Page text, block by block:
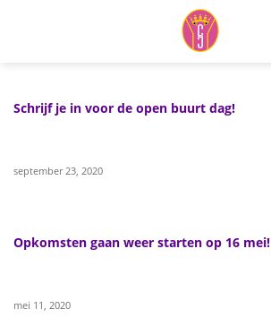
Schrijf je in voor de open buurt dag!
september 23, 2020
Opkomsten gaan weer starten op 16 mei!
mei 11, 2020